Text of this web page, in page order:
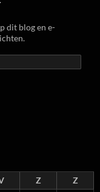
dit blog en e-
Z
Z